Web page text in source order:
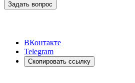
Задать вопрос
ВКонтакте
Telegram
Скопировать ссылку